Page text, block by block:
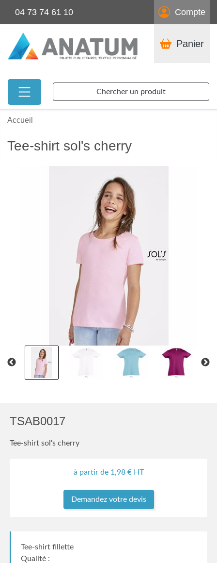
04 73 74 61 10 Compte
Panier
Chercher un produit
Accueil
Tee-shirt sol's cherry
TSAB0017
Tee-shirt sol's cherry
à partir de 1,98€ HT
Demandez votre devis
Tee-shirt fillette
Qualité :